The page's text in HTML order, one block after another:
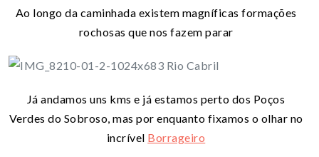
Ao longo da caminhada existem magníficas formações
rochosas que nos fazem parar
Já andamos uns kms e já estamos perto dos Poços
Verdes do Sobroso, mas por enquanto fixamos o olhar no
incrível Borrageiro